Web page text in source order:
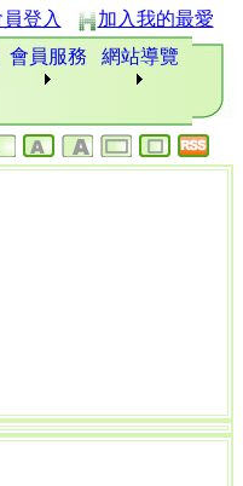
登入
加入我的最愛
會員服務 網站導覽